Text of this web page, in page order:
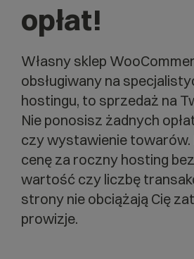
opłat!
Własny sklep
obsługiwany na
hostingu, to sprzedaż na
Nie ponosisz żadnych
czy wystawienie towarów.
cenę za roczny hosting
wartość czy liczbę
strony nie obciążają Cię
prowizje.